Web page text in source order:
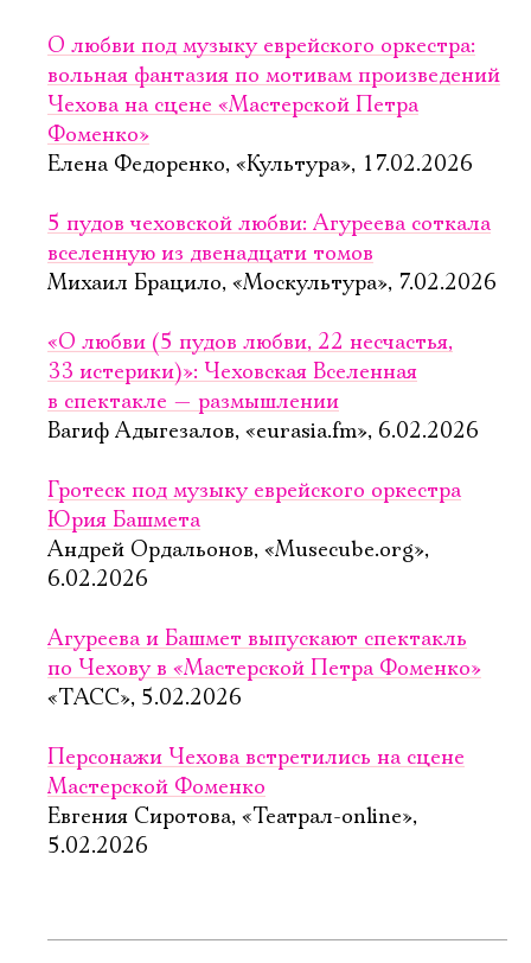
О любви под музыку еврейского оркестра:
вольная фантазия по мотивам произведений
Чехова на сцене «Мастерской Петра
Фоменко»
Елена Федоренко, «Культура», 17.02.2026
5 пудов чеховской любви: Агуреева соткала
вселенную из двенадцати томов
Михаил Брацило, «Москультура», 7.02.2026
«О любви (5 пудов любви, 22 несчастья,
33 истерики)»: Чеховская Вселенная
в спектакле — размышлении
Вагиф Адыгезалов, «eurasia.fm», 6.02.2026
Гротеск под музыку еврейского оркестра
Юрия Башмета
Андрей Ордальонов, «Musecube.org»,
6.02.2026
Агуреева и Башмет выпускают спектакль
по Чехову в «Мастерской Петра Фоменко»
«ТАСС», 5.02.2026
Персонажи Чехова встретились на сцене
Мастерской Фоменко
Евгения Сиротова, «Театрал-online»,
5.02.2026